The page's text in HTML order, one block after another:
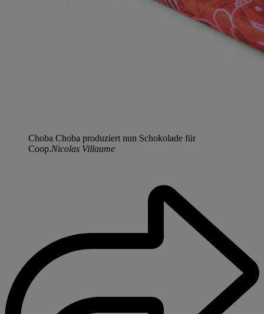
Choba Choba produziert nun Schokolade für
Coop.Nicolas Villaume